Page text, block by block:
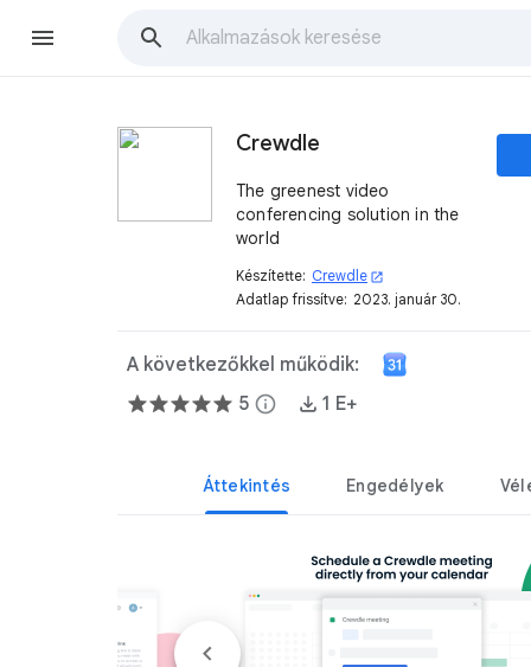
Crewdle
The greenest video
conferencing solution in the
world
Készítette: Crewdle open_in_new
Adatlap frissítve: 2023. január 30.
A következőkkel működik:
5 info 1 E+
Áttekintés Engedélyek